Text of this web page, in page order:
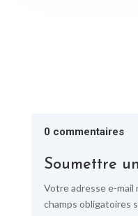
0 commentaires
Soumettre
Votre adresse e-mail
champs obligatoires